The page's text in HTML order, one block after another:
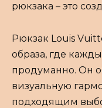
рюкзака – это
Рюкзак Louis
образа, где
продуманно. Он
визуальную
подходящим